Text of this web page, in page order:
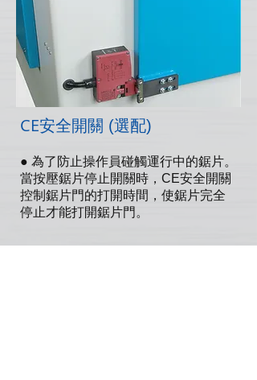
CE安全開關 (選配)
● 為了防止操作員碰觸運行中的鋸片。
當按壓鋸片停止開關時，CE安全開關
控制鋸片門的打開時間，使鋸片完全
停止才能打開鋸片門。